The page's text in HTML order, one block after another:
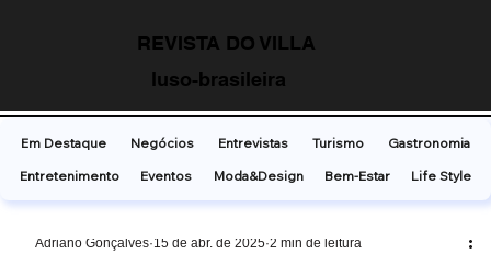
REVISTA DO VILLA
luso-brasileira
Adriano Gonçalves 15 de abr. de 2025 2 min de leitura
Em Destaque Negócios Entrevistas Turismo
Gastronomia
Entretenimento
Eventos Moda&Design Bem-Estar Life Style